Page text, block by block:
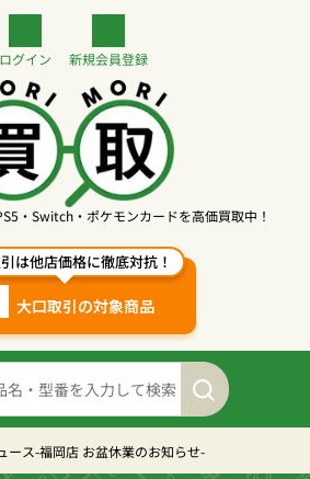
・Switch・ポケモンカードを高価買取中！
ログイン 新規会員登録
は他店価格に徹底対抗！
大口取引の対象商品
ース-福岡店 お盆休業のお知らせ-